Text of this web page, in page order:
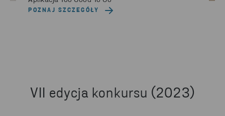
POZNAJ SZCZEGÓŁY
VII edycja konkursu (2023)